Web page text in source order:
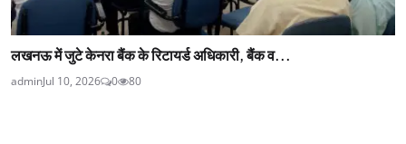
लखनऊ में जुटे केनरा बैंक के रिटायर्ड अधिकारी, बैंक व...
adminJul 10, 2026 0 80